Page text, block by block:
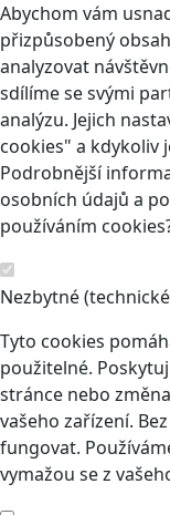
Abychom vám
přizpůsobený
analyzovat
sdílíme se svými
analýzu. Jejich
cookies" a kdykoliv
Podrobnější
osobních údajů a
používáním
Nezbytné
Tyto cookies
použitelné.
stránce nebo
vašeho zařízení.
fungovat.
vymažou se z